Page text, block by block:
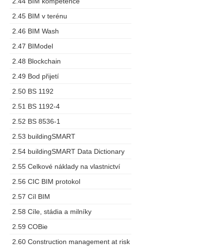
2.45 BIM v terénu
2.46 BIM Wash
2.47 BIModel
2.48 Blockchain
2.49 Bod přijetí
2.50 BS 1192
2.51 BS 1192-4
2.52 BS 8536-1
2.53 buildingSMART
2.54 buildingSMART Data Dictionary
2.55 Celkové náklady na vlastnictví
2.56 CIC BIM protokol
2.57 Cíl BIM
2.58 Cíle, stádia a milníky
2.59 COBie
2.60 Construction management at risk